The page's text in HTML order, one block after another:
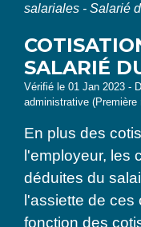
salariales - Salarié
SALARIÉ
Vérifié le 01 Jan 2023 -
administrative (Première
En plus des
l'employeur, les
déduites du
l'assiette de ces
fonction des